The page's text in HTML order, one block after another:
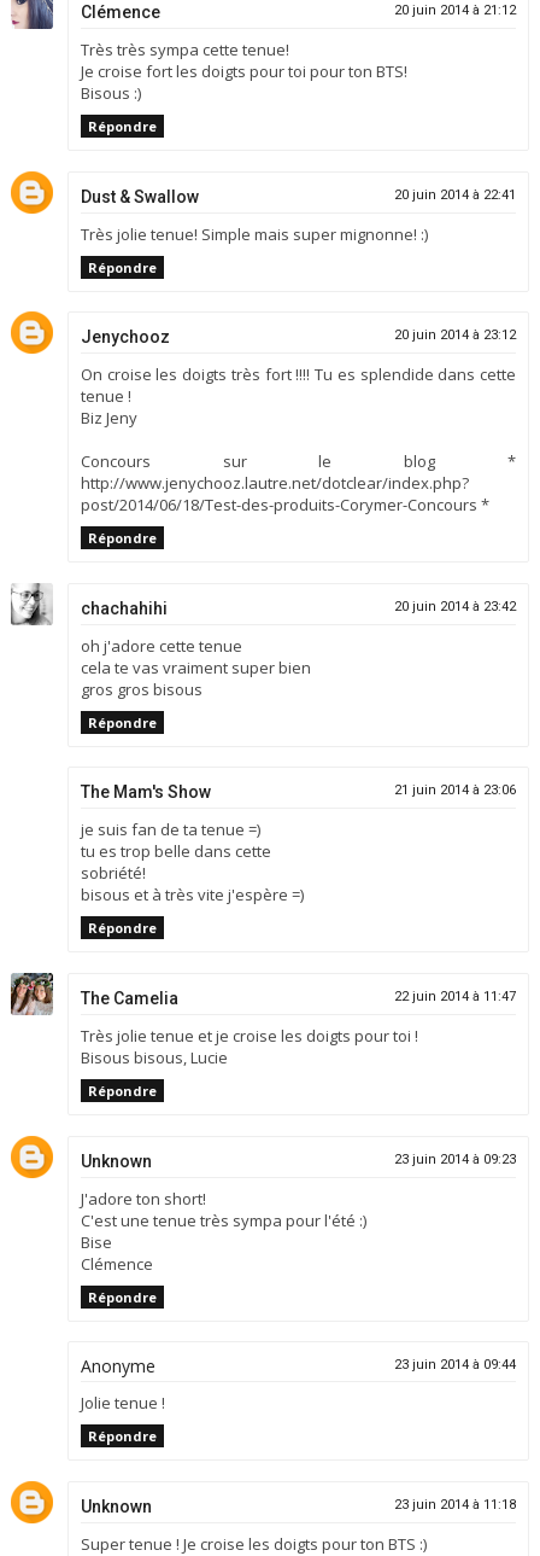
Clémence 20 juin 2014 à 21:12
Très très sympa cette tenue!
Je croise fort les doigts pour toi pour ton BTS!
Bisous :)
Répondre
Dust & Swallow 20 juin 2014 à 22:41
Très jolie tenue! Simple mais super mignonne! :)
Répondre
Jenychooz 20 juin 2014 à 23:12
On croise les doigts très fort !!!! Tu es splendide dans cette
tenue !
Biz Jeny
Concours sur le blog *
http://www.jenychooz.lautre.net/dotclear/index.php?
post/2014/06/18/Test-des-produits-Corymer-Concours *
Répondre
chachahihi 20 juin 2014 à 23:42
oh j'adore cette tenue
cela te vas vraiment super bien
gros gros bisous
Répondre
The Mam's Show 21 juin 2014 à 23:06
je suis fan de ta tenue =)
tu es trop belle dans cette
sobriété!
bisous et à très vite j'espère =)
Répondre
The Camelia 22 juin 2014 à 11:47
Très jolie tenue et je croise les doigts pour toi !
Bisous bisous, Lucie
Répondre
Unknown 23 juin 2014 à 09:23
J'adore ton short!
C'est une tenue très sympa pour l'été :)
Bise
Clémence
Répondre
Anonyme 23 juin 2014 à 09:44
Jolie tenue !
Répondre
Unknown 23 juin 2014 à 11:18
Super tenue ! Je croise les doigts pour ton BTS :)